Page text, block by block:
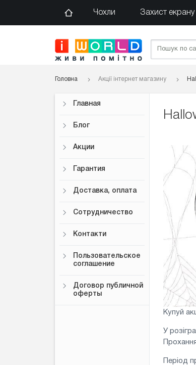
Чохли Захист екрану
Головна Акції інтернет магазину
Главная
Блог
Акции
Гарантия
Доставка, оплата
Сотрудничество
Контакти
Пользовательское
соглашение
Договор публичной
оферты
Купуй
У
Період